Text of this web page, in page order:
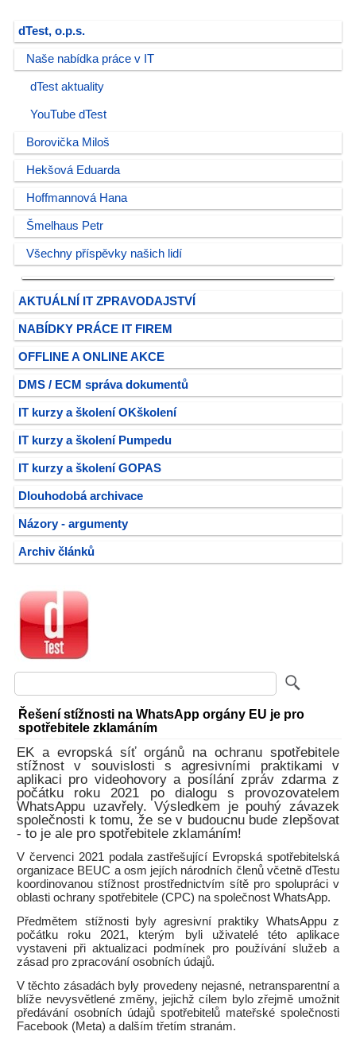
dTest, o.p.s.
Naše nabídka práce v IT
dTest aktuality
YouTube dTest
Borovička Miloš
Hekšová Eduarda
Hoffmannová Hana
Šmelhaus Petr
Všechny příspěvky našich lidí
AKTUÁLNÍ IT ZPRAVODAJSTVÍ
NABÍDKY PRÁCE IT FIREM
OFFLINE A ONLINE AKCE
DMS / ECM správa dokumentů
IT kurzy a školení OKškolení
IT kurzy a školení Pumpedu
IT kurzy a školení GOPAS
Dlouhodobá archivace
Názory - argumenty
Archiv článků
Řešení stížnosti na WhatsApp orgány EU je pro
spotřebitele zklamáním
EK a evropská síť orgánů na ochranu spotřebitele
stížnost v souvislosti s agresivními praktikami v
aplikaci pro videohovory a posílání zpráv zdarma z
počátku roku 2021 po dialogu s provozovatelem
WhatsAppu uzavřely. Výsledkem je pouhý závazek
společnosti k tomu, že se v budoucnu bude zlepšovat
- to je ale pro spotřebitele zklamáním!
V červenci 2021 podala zastřešující Evropská spotřebitelská
organizace BEUC a osm jejích národních členů včetně dTestu
koordinovanou stížnost prostřednictvím sítě pro spolupráci v
oblasti ochrany spotřebitele (CPC) na společnost WhatsApp.
Předmětem stížnosti byly agresivní praktiky WhatsAppu z
počátku roku 2021, kterým byli uživatelé této aplikace
vystaveni při aktualizaci podmínek pro používání služeb a
zásad pro zpracování osobních údajů.
V těchto zásadách byly provedeny nejasné, netransparentní a
blíže nevysvětlené změny, jejichž cílem bylo zřejmě umožnit
předávání osobních údajů spotřebitelů mateřské společnosti
Facebook (Meta) a dalším třetím stranám.